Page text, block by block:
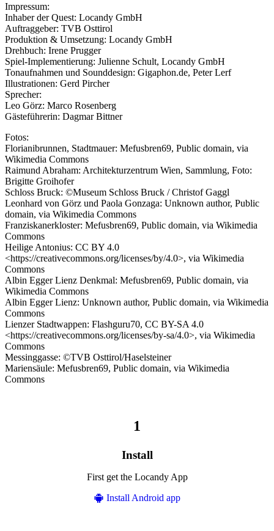
Install
First get the Locandy App
Install Android app
Impressum:
Inhaber der Quest: Locandy GmbH
Auftraggeber: TVB Osttirol
Produktion & Umsetzung: Locandy GmbH
Drehbuch: Irene Prugger
Spiel-Implementierung: Julienne Schult, Locandy GmbH
Tonaufnahmen und Sounddesign: Gigaphon.de, Peter Lerf
Illustrationen: Gerd Pircher
Sprecher:
Leo Görz: Marco Rosenberg
Gästeführerin: Dagmar Bittner
Fotos:
Florianibrunnen, Stadtmauer: Mefusbren69, Public domain, via
Wikimedia Commons
Raimund Abraham: Architekturzentrum Wien, Sammlung, Foto:
Brigitte Groihofer
Schloss Bruck: ©Museum Schloss Bruck / Christof Gaggl
Leonhard von Görz und Paola Gonzaga: Unknown author, Public
domain, via Wikimedia Commons
Franziskanerkloster: Mefusbren69, Public domain, via Wikimedia
Commons
Heilige Antonius: CC BY 4.0
<https://creativecommons.org/licenses/by/4.0>, via Wikimedia
Commons
Albin Egger Lienz Denkmal: Mefusbren69, Public domain, via
Wikimedia Commons
Albin Egger Lienz: Unknown author, Public domain, via Wikimedia
Commons
Lienzer Stadtwappen: Flashguru70, CC BY-SA 4.0
<https://creativecommons.org/licenses/by-sa/4.0>, via Wikimedia
Commons
Messinggasse: ©TVB Osttirol/Haselsteiner
Mariensäule: Mefusbren69, Public domain, via Wikimedia
Commons